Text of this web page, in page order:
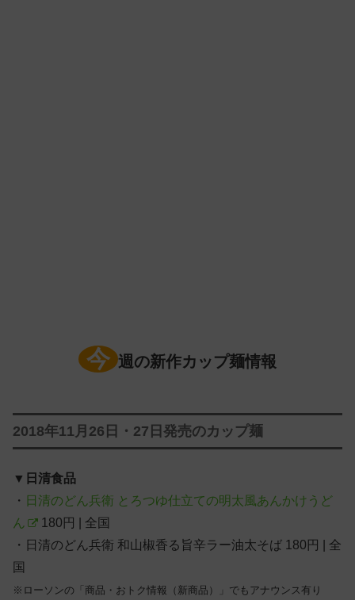
今 週の新作カップ麺情報
2018年11月26日・27日発売のカップ麺
▼ 日清食品
・ 日清のどん兵衛 とろつゆ仕立ての明太風あんかけうど
ん
180円 | 全国
・日清のどん兵衛 和山椒香る旨辛ラー油太そば 180円 | 全
国
※ローソンの「商品・おトク情報（新商品）」でもアナウンス有り